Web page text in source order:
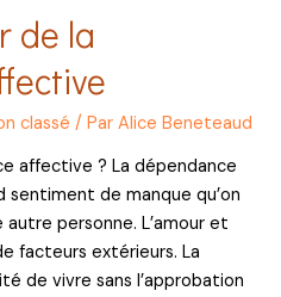
de la
classé / ParAlice Beneteaud
affective ? La dépendance
de manque qu’on
personne. L’amour et
facteurs extérieurs. La
de vivre sans l’approbation